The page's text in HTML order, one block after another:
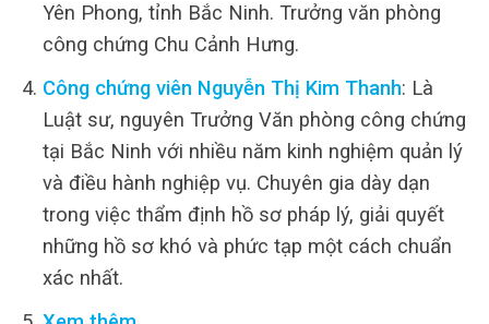
Yên Phong, tỉnh Bắc Ninh. Trưởng văn phòng
công chứng Chu Cảnh Hưng.
Công chứng viên Nguyễn Thị Kim Thanh: Là
Luật sư, nguyên Trưởng Văn phòng công chứng
tại Bắc Ninh với nhiều năm kinh nghiệm quản lý
và điều hành nghiệp vụ. Chuyên gia dày dạn
trong việc thẩm định hồ sơ pháp lý, giải quyết
những hồ sơ khó và phức tạp một cách chuẩn
xác nhất.